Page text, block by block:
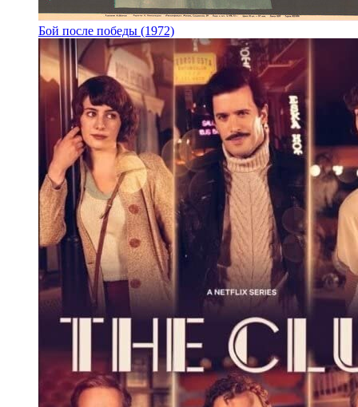
Бой после победы (1972)